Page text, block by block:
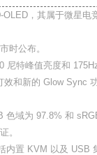
，其属于微星电
时公布。
特峰值亮度和
和新的 Glow Sync
域为 97.8% 和
。
置 KVM 以及 USB